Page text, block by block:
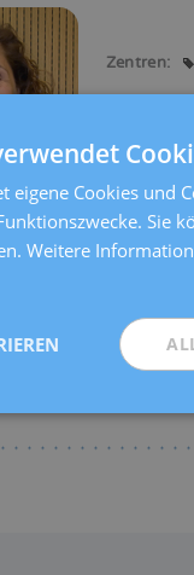
Zentren:
eigene Cookies und
Sie
Weitere